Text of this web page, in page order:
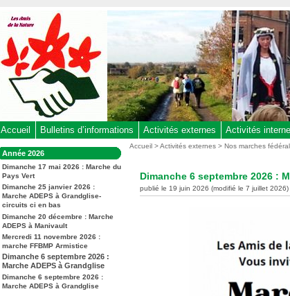
Accueil Bulletins d’informations Activités externes Activités
Dans
la
rubrique
:
Année 2026
Dimanche 17 mai 2026 : Marche du
Pays Vert
Dimanche 25 janvier 2026 :
Marche ADEPS à Grandglise-
circuits ci en bas
Dimanche 20 décembre : Marche
ADEPS à Manivault
Mercredi 11 novembre 2026 :
marche FFBMP Armistice
Dimanche 6 septembre 2026 :
Marche ADEPS à Grandglise
Dimanche 6 septembre 2026 :
Marche ADEPS à Grandglise
Vous
Accueil >Activités externes >Nos marches
Dimanche 6 septembre 2026 :
publié le 19 juin 2026 (modifié le 7 juillet 2026)